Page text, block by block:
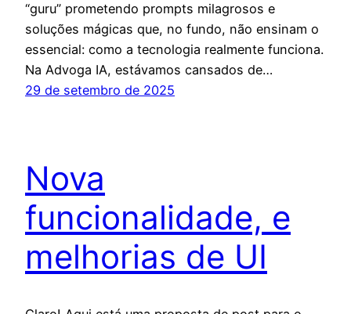
“guru” prometendo prompts milagrosos e
soluções mágicas que, no fundo, não ensinam o
essencial: como a tecnologia realmente funciona.
Na Advoga IA, estávamos cansados de…
29 de setembro de 2025
Nova
funcionalidade, e
melhorias de UI